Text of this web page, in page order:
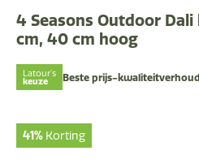
4 Seasons Outdoor
cm, 40 cm hoog
Latour's
keuze Beste prijs-
41% Korting